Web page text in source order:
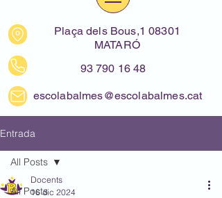
Plaça dels Bous,1 08301
MATARÓ
93 790 16 48
escolabalmes@escolabalmes.cat
Entrada
All Posts
All Posts
Docents
16 dic 2024